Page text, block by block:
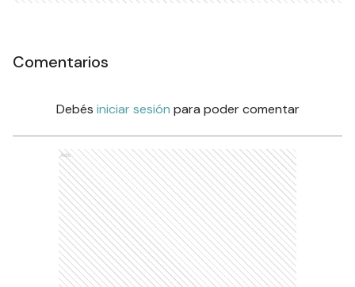
Comentarios
Debés iniciar sesión para poder comentar
Ads